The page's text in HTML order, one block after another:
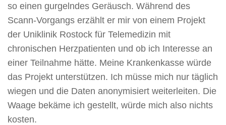
so einen gurgelndes Geräusch. Während des
Scann-Vorgangs erzählt er mir von einem Projekt
der Uniklinik Rostock für Telemedizin mit
chronischen Herzpatienten und ob ich Interesse an
einer Teilnahme hätte. Meine Krankenkasse würde
das Projekt unterstützen. Ich müsse mich nur täglich
wiegen und die Daten anonymisiert weiterleiten. Die
Waage bekäme ich gestellt, würde mich also nichts
kosten.